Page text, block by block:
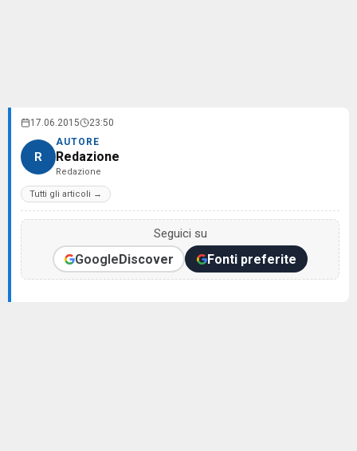
17.06.2015 23:50
R
AUTORE
Redazione
Redazione
Tutti gli articoli →
Seguici su
GoogleDiscover Fonti preferite